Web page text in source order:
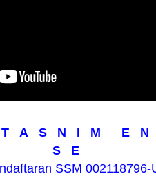
A S N I M E N
S E
SSM 002118796-